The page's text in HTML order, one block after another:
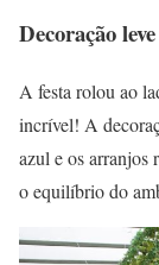
Decoração
A festa rolou ao
incrível! A
azul e os arranjos
o equilíbrio do